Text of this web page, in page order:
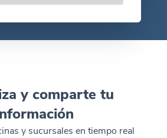
y comparte tu
y sucursales en tiempo real